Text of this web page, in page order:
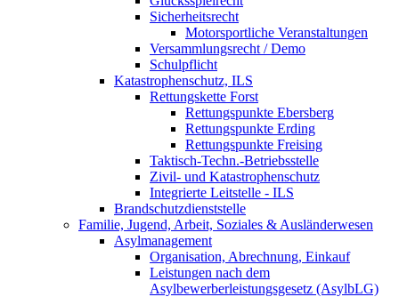
Sicherheitsrecht
Motorsportliche Veranstaltungen
Versammlungsrecht / Demo
Schulpflicht
Katastrophenschutz, ILS
Rettungskette Forst
Rettungspunkte Ebersberg
Rettungspunkte Erding
Rettungspunkte Freising
Taktisch-Techn.-Betriebsstelle
Zivil- und Katastrophenschutz
Integrierte Leitstelle - ILS
Brandschutzdienststelle
Familie, Jugend, Arbeit, Soziales & Ausländerwesen
Asylmanagement
Organisation, Abrechnung, Einkauf
Leistungen nach dem
Asylbewerberleistungsgesetz (AsylbLG)